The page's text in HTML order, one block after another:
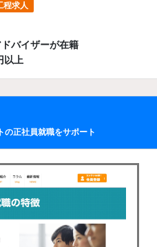
程求人
バイザーが在籍
以上
の正社員就職をサポート